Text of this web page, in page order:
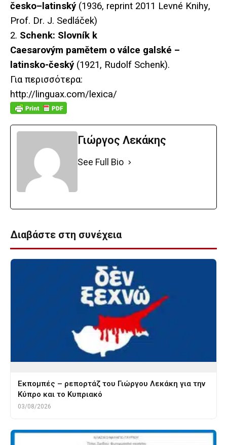
česko– latinský(1936, reprint 2011 Levné Knihy,
Prof. Dr. J. Sedl áček)
2. Schenk: Slovník k
Caesarovým pamětem o válce galské –
latinsko-český(1921, Rudolf Schenk).
Για περισσότερα:
http://linguax.com/lexica/
Γιώργος Λεκάκης
See Full Bio
Διαβάστε στη συνέχεια
Εκπομπές – ρεπορτάζ του Γιώργου Λεκάκη για την
Κύπρο και το Κυπριακό
03/08/2026